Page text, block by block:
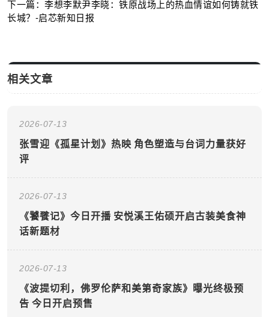
下一篇：李想李默尹李晓：铁原战场上的热血情谊如何铸就铁
长城？-启芯新知日报
相关文章
2026-07-13
张雪迎《孤星计划》热映 角色塑造与台词力量获好
评
2026-07-13
《饕餮记》今日开播 安悦溪王佑硕开启古装美食神
话新题材
2026-07-13
《波提切利，佛罗伦萨和美第奇家族》曝光终极预
告 今日开启预售